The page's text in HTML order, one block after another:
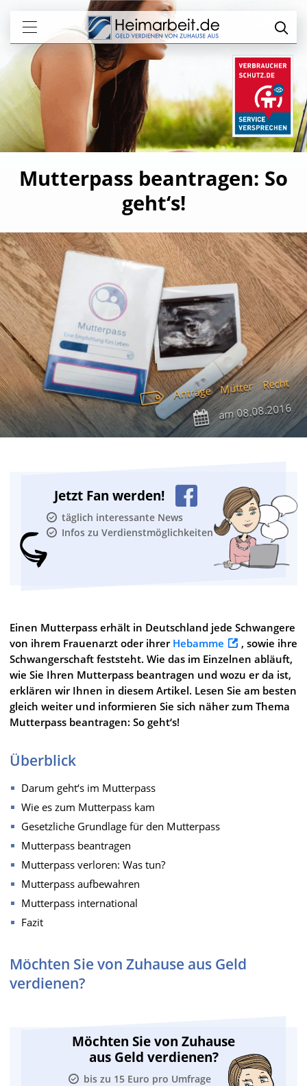
Mutterpass beantragen: So
geht‘s!
Anträge Mütter Recht
am08.08.2016
Jetzt Fan werden!
täglich interessante News
Infos zu Verdienstmöglichkeiten
Einen Mutterpass erhält in Deutschland jede Schwangere
von ihrem Frauenarzt oder ihrer Hebamme
, sowie ihre
Schwangerschaft feststeht. Wie das im Einzelnen abläuft,
wie Sie Ihren Mutterpass beantragen und wozu er da ist,
erklären wir Ihnen in diesem Artikel. Lesen Sie am besten
gleich weiter und informieren Sie sich näher zum Thema
Mutterpass beantragen: So geht‘s!
Überblick
Darum geht‘s im Mutterpass
Wie es zum Mutterpass kam
Gesetzliche Grundlage für den Mutterpass
Mutterpass beantragen
Mutterpass verloren: Was tun?
Mutterpass aufbewahren
Mutterpass international
Fazit
Möchten Sie von Zuhause aus Geld
verdienen?
Möchten Sie von Zuhause
aus Geld verdienen?
bis zu 15 Euro pro Umfrage